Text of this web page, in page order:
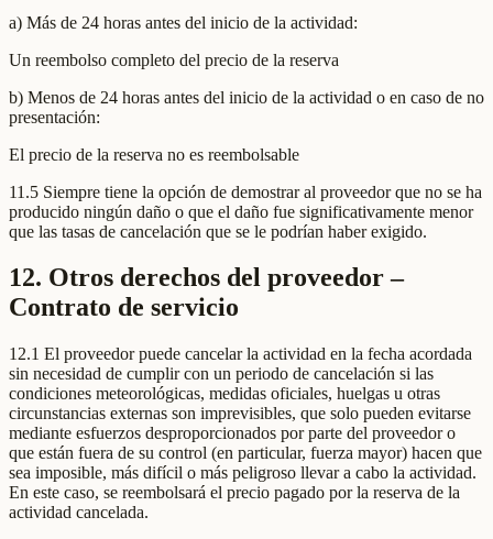
a) Más de 24 horas antes del inicio de la actividad:
Un reembolso completo del precio de la reserva
b) Menos de 24 horas antes del inicio de la actividad o en caso de no
presentación:
El precio de la reserva no es reembolsable
11.5 Siempre tiene la opción de demostrar al proveedor que no se ha
producido ningún daño o que el daño fue significativamente menor
que las tasas de cancelación que se le podrían haber exigido.
12. Otros derechos del proveedor –
Contrato de servicio
12.1 El proveedor puede cancelar la actividad en la fecha acordada
sin necesidad de cumplir con un periodo de cancelación si las
condiciones meteorológicas, medidas oficiales, huelgas u otras
circunstancias externas son imprevisibles, que solo pueden evitarse
mediante esfuerzos desproporcionados por parte del proveedor o
que están fuera de su control (en particular, fuerza mayor) hacen que
sea imposible, más difícil o más peligroso llevar a cabo la actividad.
En este caso, se reembolsará el precio pagado por la reserva de la
actividad cancelada.